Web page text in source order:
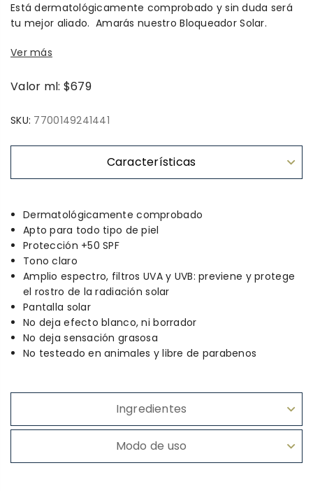
Está dermatológicamente comprobado y sin duda será
tu mejor aliado. Amarás nuestro Bloqueador Solar.
Ver más
Valor ml: $679
SKU: 7700149241441
Características
Dermatológicamente comprobado
Apto para todo tipo de piel
Protección +50 SPF
Tono claro
Amplio espectro, filtros UVA y UVB: previene y protege
el rostro de la radiación solar
Pantalla solar
No deja efecto blanco, ni borrador
No deja sensación grasosa
No testeado en animales y libre de parabenos
Ingredientes
Modo de uso